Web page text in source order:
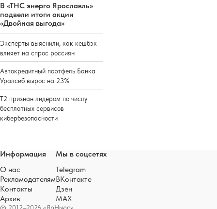
В «ТНС энерго Ярославль»
подвели итоги акции
«Двойная выгода»
Эксперты выяснили, как кешбэк
влияет на спрос россиян
Автокредитный портфель Банка
Уралсиб вырос на 23%
Т2 признан лидером по числу
бесплатных сервисов
кибербезопасности
Информация
О нас
Рекламодателям
Контакты
Архив
Мы в соцсетях
Telegram
ВКонтакте
Дзен
MAX